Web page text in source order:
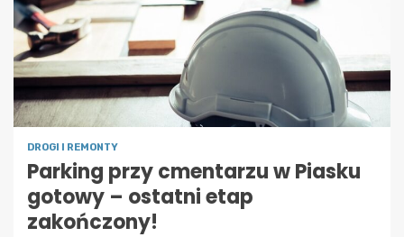
DROGI I REMONTY
Parking przy cmentarzu w Piasku
gotowy – ostatni etap
zakończony!